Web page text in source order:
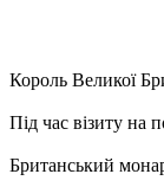
Король Великої
Під час візиту на
Британський